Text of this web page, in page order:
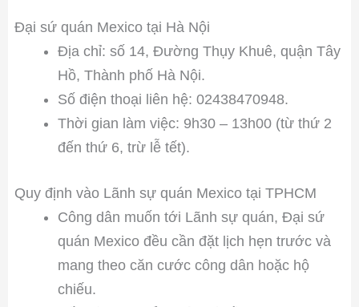
Đại sứ quán Mexico tại Hà Nội
Địa chỉ: số 14, Đường Thụy Khuê, quận Tây
Hồ, Thành phố Hà Nội.
Số điện thoại liên hệ: 02438470948.
Thời gian làm việc: 9h30 – 13h00 (từ thứ 2
đến thứ 6, trừ lễ tết).
Quy định vào Lãnh sự quán Mexico tại TPHCM
Công dân muốn tới Lãnh sự quán, Đại sứ
quán Mexico đều cần đặt lịch hẹn trước và
mang theo căn cước công dân hoặc hộ
chiếu.